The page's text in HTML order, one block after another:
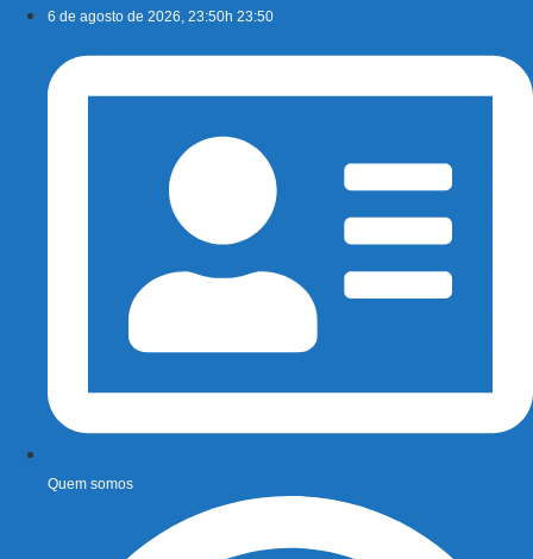
conteúdo
6 de agosto de 2026, 23:50h 23:50
Quem somos